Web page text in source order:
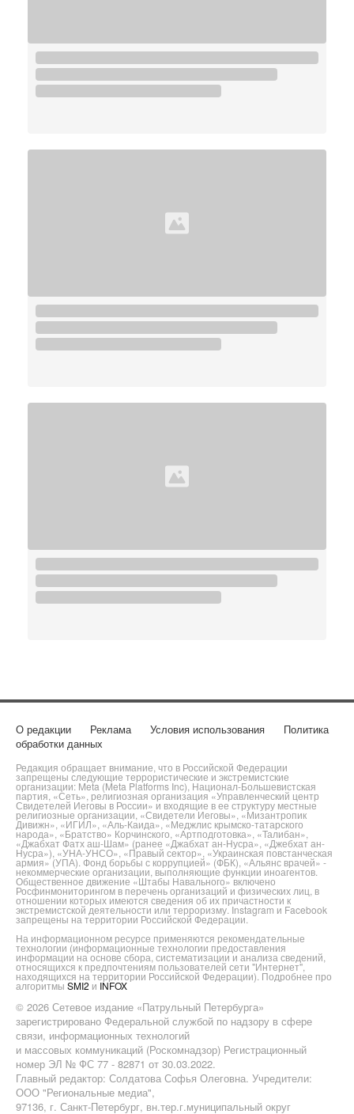
О редакции Реклама Условия использования
Политика
обработки данных
Редакция обращает внимание, что в Российской Федерации
запрещены следующие террористические и экстремистские
организации: Meta (Meta Platforms Inc), Национал-Большевистская
партия, «Сеть», религиозная организация «Управленческий центр
Свидетелей Иеговы в России» и входящие в ее структуру местные
религиозные организации, «Свидетели Иеговы», «Мизантропик
Дивижн», «ИГИЛ», «Аль-Каида», «Меджлис крымско-татарского
народа», «Братство» Корчинского, «Артподготовка», «Талибан»,
«Джабхат Фатх аш-Шам» (ранее «Джабхат ан-Нусра», «Джебхат ан-
Нусра»), «УНА-УНСО», «Правый сектор», «Украинская повстанческая
армия» (УПА). Фонд борьбы с коррупцией» (ФБК), «Альянс врачей» -
некоммерческие организации, выполняющие функции иноагентов.
Общественное движение «Штабы Навального» включено
Росфинмониторингом в перечень организаций и физических лиц, в
отношении которых имеются сведения об их причастности к
экстремистской деятельности или терроризму. Instagram и Facebook
запрещены на территории Российской Федерации.
На информационном ресурсе применяются рекомендательные
технологии (информационные технологии предоставления
информации на основе сбора, систематизации и анализа сведений,
относящихся к предпочтениям пользователей сети "Интернет",
находящихся на территории Российской Федерации). Подробнее про
алгоритмы SMI2 и INFOX
© 2026 Сетевое издание «Патрульный Петербурга»
зарегистрировано Федеральной службой по надзору в сфере
связи, информационных технологий
и массовых коммуникаций (Роскомнадзор) Регистрационный
номер ЭЛ № ФС 77 - 82871 от 30.03.2022.
Главный редактор: Солдатова Софья Олеговна. Учредители:
ООО "Региональные медиа",
97136, г. Санкт-Петербург, вн.тер.г.муниципальный округ